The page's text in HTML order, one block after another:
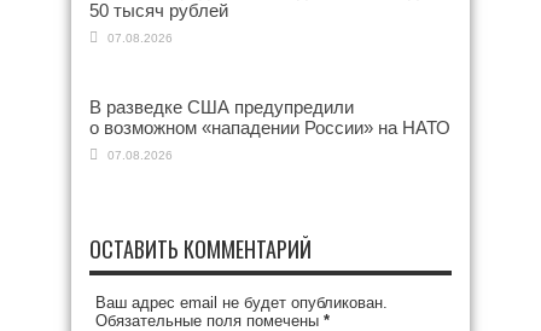
50 тысяч рублей
07.08.2026
В разведке США предупредили
о возможном «нападении России» на НАТО
07.08.2026
ОСТАВИТЬ КОММЕНТАРИЙ
Ваш адрес email не будет опубликован.
Обязательные поля помечены *